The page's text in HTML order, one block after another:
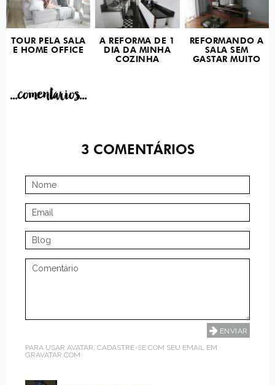
TOUR PELA SALA
E HOME OFFICE
A REFORMA DE 1
DIA DA MINHA
COZINHA
REFORMANDO A
SALA SEM
GASTAR MUITO
...comentarios...
3COMENTÁRIOS
PARA USAR AVATAR, CADASTRE-SE COM SEU EMAIL EM
GRAVATAR.COM